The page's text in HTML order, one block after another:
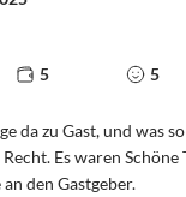
5 5
da zu Gast, und was
Es waren Schöne
den Gastgeber.